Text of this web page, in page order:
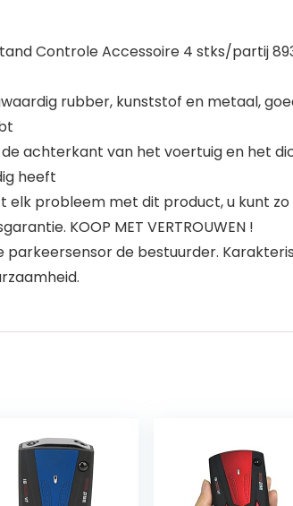
Controle Accessoire 4 stks/partij
rubber, kunststof en metaal,
de achterkant van het voertuig en het
heeft
probleem met dit product, u kunt
KOOP MET VERTROUWEN !
parkeersensor de bestuurder.